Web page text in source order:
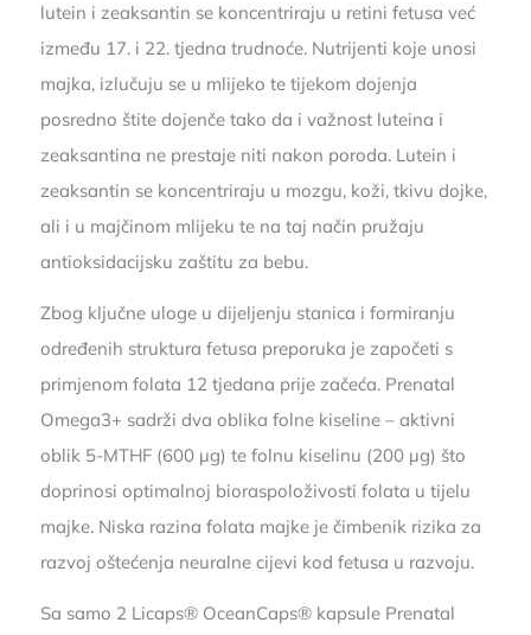
lutein i zeaksantin se koncentriraju u retini fetusa već
između 17. i 22. tjedna trudnoće. Nutrijenti koje unosi
majka, izlučuju se u mlijeko te tijekom dojenja
posredno štite dojenče tako da i važnost luteina i
zeaksantina ne prestaje niti nakon poroda. Lutein i
zeaksantin se koncentriraju u mozgu, koži, tkivu dojke,
ali i u majčinom mlijeku te na taj način pružaju
antioksidacijsku zaštitu za bebu.
Zbog ključne uloge u dijeljenju stanica i formiranju
određenih struktura fetusa preporuka je započeti s
primjenom folata 12 tjedana prije začeća. Prenatal
Omega3+ sadrži dva oblika folne kiseline – aktivni
oblik 5-MTHF (600 µg) te folnu kiselinu (200 µg) što
doprinosi optimalnoj bioraspoloživosti folata u tijelu
majke. Niska razina folata majke je čimbenik rizika za
razvoj oštećenja neuralne cijevi kod fetusa u razvoju.
Sa samo 2 Licaps® OceanCaps® kapsule Prenatal